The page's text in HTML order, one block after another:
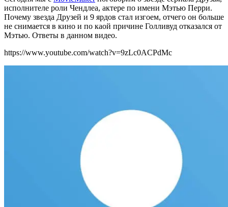
исполнителе роли Чендлеа, актере по имени Мэтью Перри.
Почему звезда Друзей и 9 ярдов стал изгоем, отчего он больше
не снимается в кино и по каой причине Голливуд отказался от
Мэтью. Ответы в данном видео.
https://www.youtube.com/watch?v=9zLc0ACPdMc